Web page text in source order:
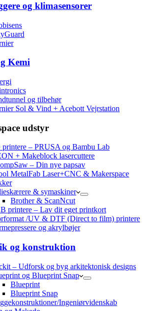
og klimasensorer
Kemi
og tilbehør
Sol & Vind + Acebott Vejrstation
udstyr
printere – PRUSA og Bambu Lab
+ Makeblock lasercuttere
– Din nye papsav
MetalFab Laser+CNC & Makerspace
& symaskiner
Brother & ScanNcut
printere – Lav dit eget printkort
/UV & DTF (Direct to film) printere
og akrylbøjer
og konstruktion
– Udforsk og byg arkitektonisk designs
og Blueprint Snap
Blueprint
Blueprint Snap
Ingeniørvidenskab